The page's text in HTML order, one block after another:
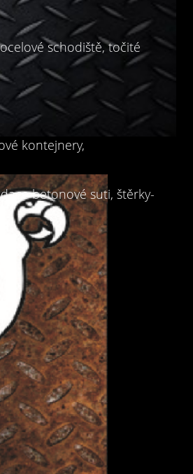
schodiště, točité
kontejnery,
betonové suti, štěrky-